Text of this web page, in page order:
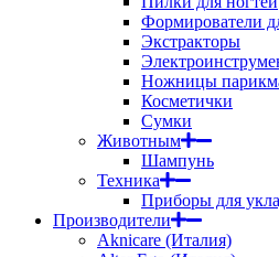
Формирователи
Экстракторы
Ножницы
Косметички
Сумки
Животным
Шампунь
Техника
Приборы для
Производители
Aknicare (Италия)